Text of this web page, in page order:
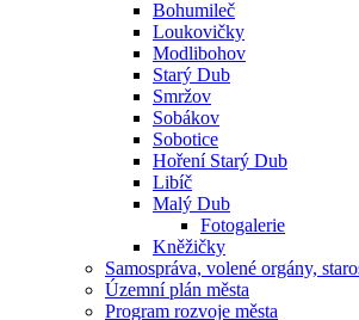
Bohumileč
Loukovičky
Modlibohov
Starý Dub
Smržov
Sobákov
Sobotice
Hoření Starý Dub
Libíč
Malý Dub
Fotogalerie
Kněžičky
Samospráva, volené orgány,
Územní plán města
Program rozvoje města